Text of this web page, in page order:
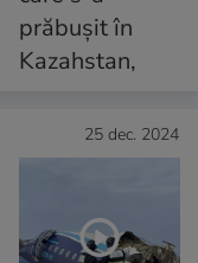
25 dec. 2024